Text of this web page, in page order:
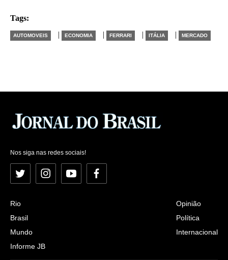
Tags:
AUTOMOVEIS | ECONOMIA | FERRARI | ITÁLIA | MERCADO
Nos siga nas redes sociais!
Twitter InstagramYouTubeFacebook
Rio
Brasil
Mundo
Informe JB
Opinião
Política
Internacional